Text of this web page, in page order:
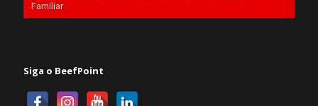
Familiar
Siga o BeefPoint